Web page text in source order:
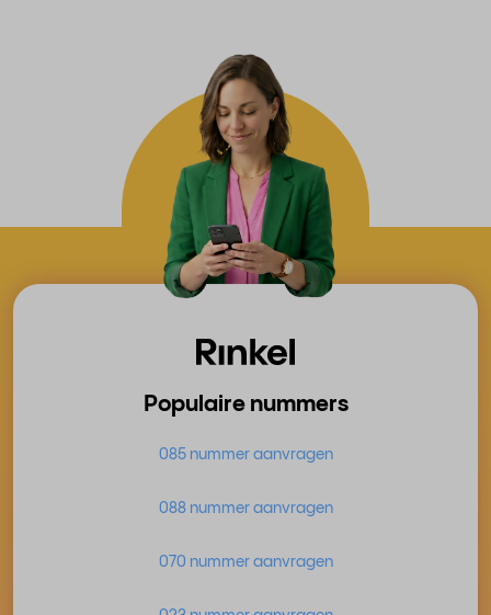
Populaire nummers
085 nummer aanvragen
088 nummer aanvragen
070 nummer aanvragen